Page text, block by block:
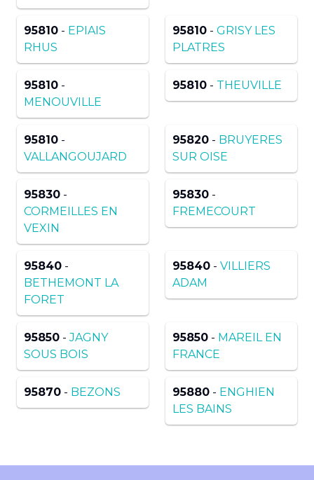
95810 - EPIAIS
RHUS
95810 - GRISY LES
PLATRES
95810 -
MENOUVILLE
95810 - THEUVILLE
95810 -
VALLANGOUJARD
95820 - BRUYERES
SUR OISE
95830 -
CORMEILLES EN
VEXIN
95830 -
FREMECOURT
95840 -
BETHEMONT LA
FORET
95840 - VILLIERS
ADAM
95850 -JAGNY
SOUS BOIS
95850 - MAREIL EN
FRANCE
95870 - BEZONS 95880 - ENGHIEN
LES BAINS